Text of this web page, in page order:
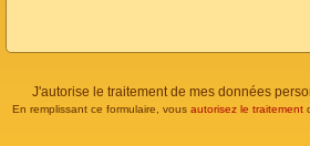
J'autorise le traitement de mes données
En remplissant ce formulaire, vous autorisez le traitement